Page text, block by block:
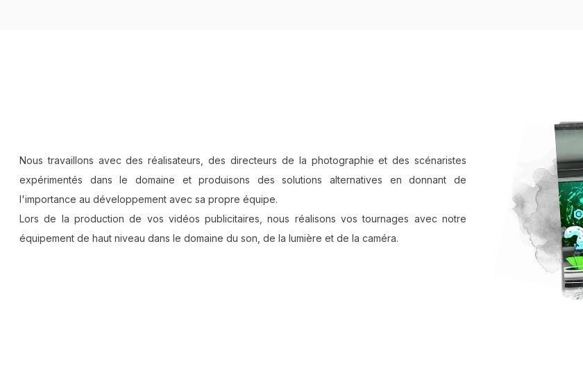
Nous travaillons avec des réalisateurs, des directeurs de la photographie et des scénaristes
expérimentés dans le domaine et produisons des solutions alternatives en donnant de
l'importance au développement avec sa propre équipe.
Lors de la production de vos vidéos publicitaires, nous réalisons vos tournages avec notre
équipement de haut niveau dans le domaine du son, de la lumière et de la caméra.